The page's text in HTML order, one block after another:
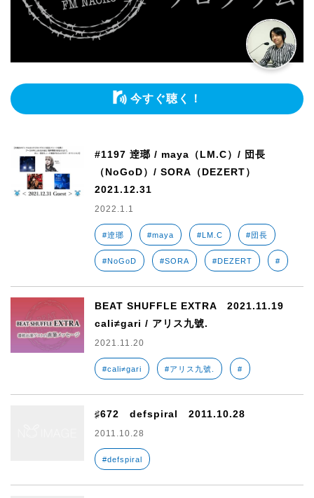
今すぐ聴く！
#1197 逹瑯 / maya（LM.C）/ 団長
（NoGoD）/ SORA（DEZERT）
2021.12.31
2022.1.1
#逹瑯 #maya #LM.C #団長
#NoGoD #SORA #DEZERT #
BEAT SHUFFLE EXTRA 2021.11.19
cali≠gari / アリス九號.
2021.11.20
#cali≠gari #アリス九號. #
♯672 defspiral 2011.10.28
2011.10.28
#defspiral